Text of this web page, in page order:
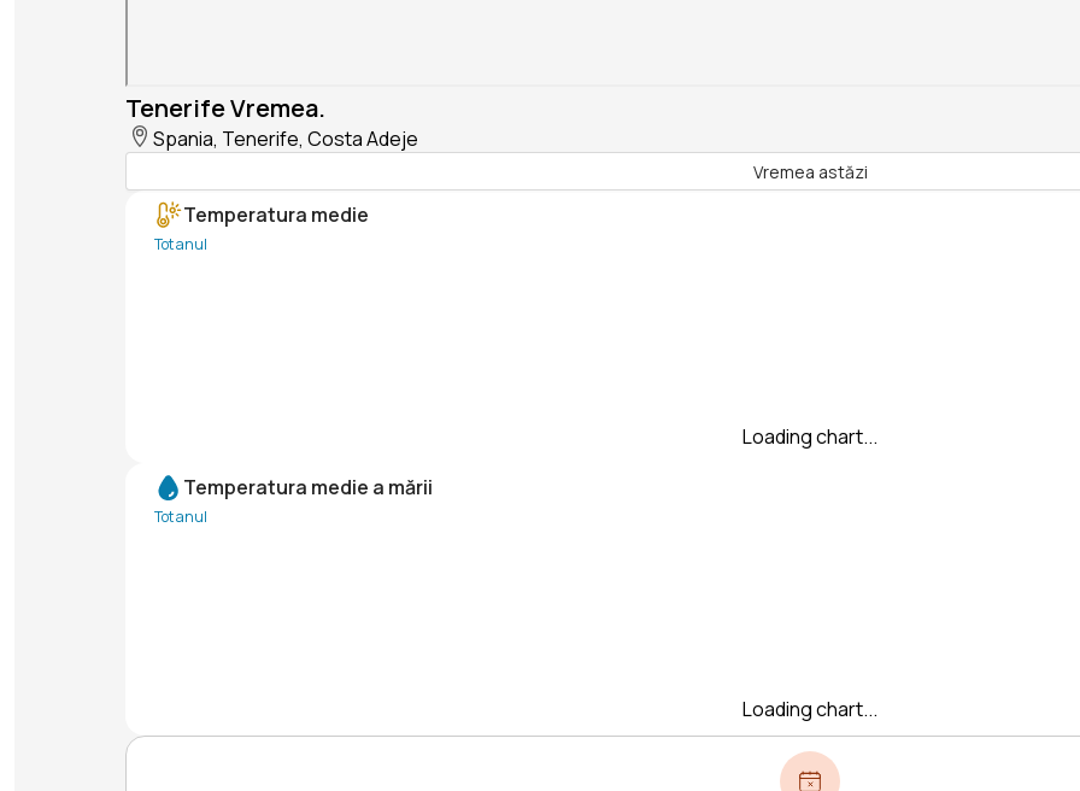
Tenerife Vremea.
Spania, Tenerife, Costa Adeje
Vremea astăzi
Temperatura medie
Tot anul
Loading chart...
Temperatura medie a mării
Tot anul
Loading chart...